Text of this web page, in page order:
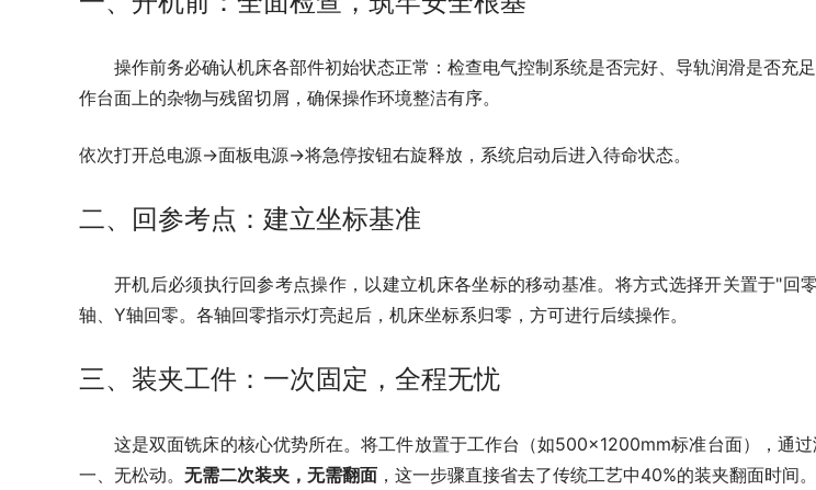
操作前务必确认机床各部件初始状态正常：检查电气控制系统是否完好、导轨润滑是否
作台面上的杂物与残留切屑，确保操作环境整洁有序。
依次打开总电源→面板电源→将急停按钮右旋释放，系统启动后进入待命状态。
二、回参考点：建立坐标基准
开机后必须执行回参考点操作，以建立机床各坐标的移动基准。将方式选择开关置于"
轴、Y轴回零。各轴回零指示灯亮起后，机床坐标系归零，方可进行后续操作。
三、装夹工件：一次固定，全程无忧
这是双面铣床的核心优势所在。将工件放置于工作台（如500×1200mm标准台面），通
一、无松动。 无需二次装夹，无需翻面 ，这一步骤直接省去了传统工艺中40%的装夹翻面时间。